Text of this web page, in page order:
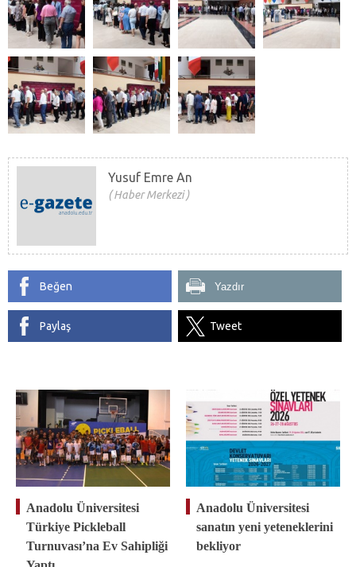
Yusuf Emre An
Haber Merkezi
Beğen Yazdır
Paylaş Tweet
Anadolu Üniversitesi
Türkiye Pickleball
Turnuvası’na Ev Sahipliği
Anadolu Üniversitesi
sanatın yeni yeteneklerini
bekliyor